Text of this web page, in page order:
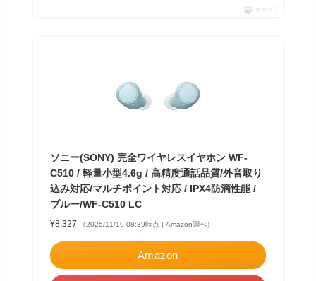
ポチップ
ソニー(SONY) 完全ワイヤレスイヤホン WF-
C510 / 軽量小型4.6g / 高精度通話品質/外音取り
込み対応/マルチポイント対応 / IPX4防滴性能 /
ブルー/WF-C510 LC
¥8,327 （2025/11/19 08:39時点 | Amazon調べ）
Amazon